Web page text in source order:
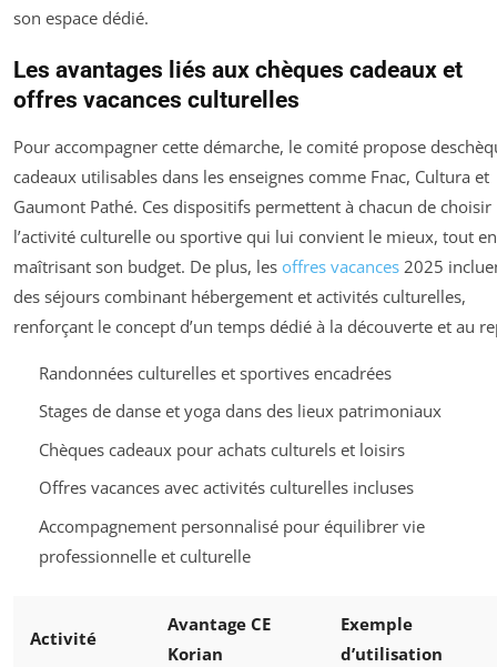
son espace dédié.
Les avantages liés aux chèques cadeaux et
offres vacances culturelles
Pour accompagner cette démarche, le comité propose
cadeaux utilisables dans les enseignes comme Fnac, Cultura et
Gaumont Pathé. Ces dispositifs permettent à chacun de choisir
l’activité culturelle ou sportive qui lui convient le mieux, tout en
maîtrisant son budget. De plus, les offres vacances 2025
des séjours combinant hébergement et activités culturelles,
renforçant le concept d’un temps dédié à la découverte et au
Randonnées culturelles et sportives encadrées
Stages de danse et yoga dans des lieux patrimoniaux
Chèques cadeaux pour achats culturels et loisirs
Offres vacances avec activités culturelles incluses
Accompagnement personnalisé pour équilibrer vie
professionnelle et culturelle
Activité
Avantage CE
Korian
Exemple
d’utilisation